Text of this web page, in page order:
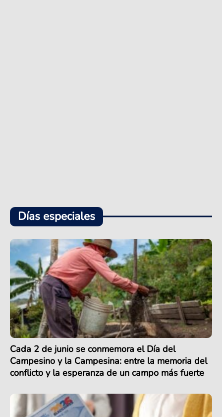
Días especiales
Cada 2 de junio se conmemora el Día del
Campesino y la Campesina: entre la memoria del
conflicto y la esperanza de un campo más fuerte